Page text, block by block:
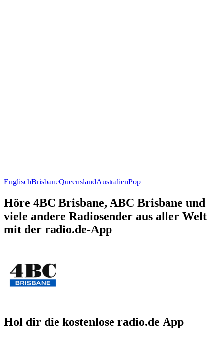
EnglischBrisbaneQueenslandAustralienPop
Höre 4BC Brisbane, ABC Brisbane und
viele andere Radiosender aus aller Welt
mit der radio.de-App
Hol dir die kostenlose radio.de App